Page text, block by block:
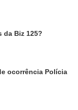
da Biz 125?
ocorrência Polícia